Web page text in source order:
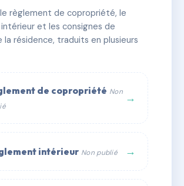
🏠 23 lots 🏗 1 bâtiment(s)
Syndic Digital
règlement de copropriété, le
et les consignes de
la résidence, traduits en plusieurs
de copropriété Non →
intérieur Non publié →